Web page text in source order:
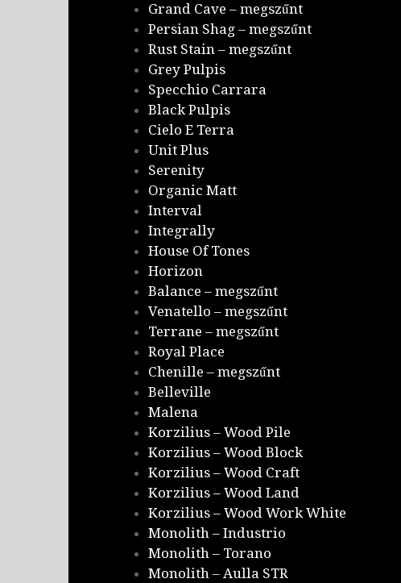
Grand Cave – megszűnt
Persian Shag – megszűnt
Rust Stain – megszűnt
Grey Pulpis
Specchio Carrara
Black Pulpis
Cielo E Terra
Unit Plus
Serenity
Organic Matt
Interval
Integrally
House Of Tones
Horizon
Balance – megszűnt
Venatello – megszűnt
Terrane – megszűnt
Royal Place
Chenille – megszűnt
Belleville
Malena
Korzilius – Wood Pile
Korzilius – Wood Block
Korzilius – Wood Craft
Korzilius – Wood Land
Korzilius – Wood Work White
Monolith – Industrio
Monolith – Torano
Monolith – Aulla STR